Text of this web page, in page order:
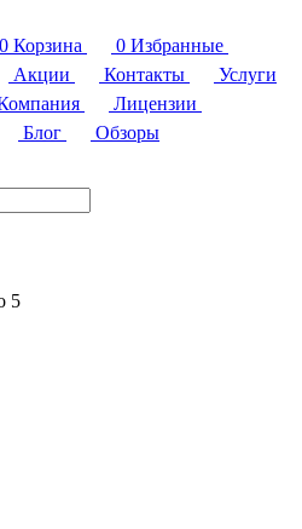
0 Корзина 0 Избранные
Акции Контакты
Услуги
Лицензии
Блог
Обзоры
5